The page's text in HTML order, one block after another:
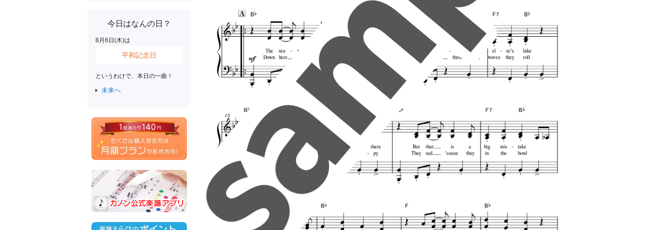
今日はなんの日？
8月 6 日(木)は
平和記念日
というわけで、本日の一曲！
未来へ